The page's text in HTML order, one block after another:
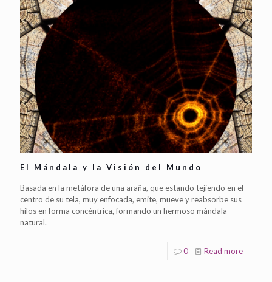
El Mándala y la Visión del Mundo
Basada en la metáfora de una araña, que estando tejiendo en el
centro de su tela, muy enfocada, emite, mueve y reabsorbe sus
hilos en forma concéntrica, formando un hermoso mándala
natural.
0 Read more